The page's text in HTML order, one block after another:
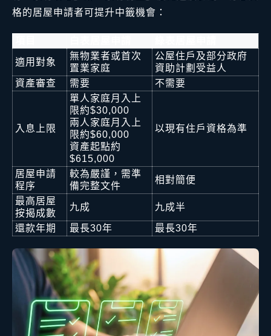
格的居屋申請者可提升中籤機會：
適用對象
無物業者或首次
置業家庭
公屋住戶及部分政府
資助計劃受益人
資產審查
需要 不需要
入息上限
單人家庭月入上
限約$30,000
兩人家庭月入上
限約$60,000
資產起點約
$615,000
以現有住戶資格為準
居屋申請
程序
較為嚴謹，需準
備完整文件
相對簡便
最高居屋
按揭成數
九成 九成半
還款年期 最長30年 最長30年